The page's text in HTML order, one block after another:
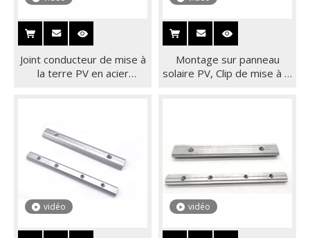
Joint conducteur de mise à
la terre PV en acier
Montage sur panneau
solaire PV, Clip de mise à la
vidéo vidéo